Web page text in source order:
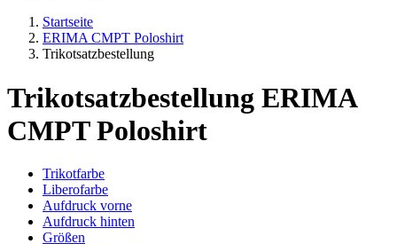
Startseite
ERIMA CMPT Poloshirt
Trikotsatzbestellung
Trikotsatzbestellung ERIMA
CMPT Poloshirt
Trikotfarbe
Liberofarbe
Aufdruck vorne
Aufdruck hinten
Größen